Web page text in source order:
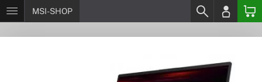
MSI-SHOP